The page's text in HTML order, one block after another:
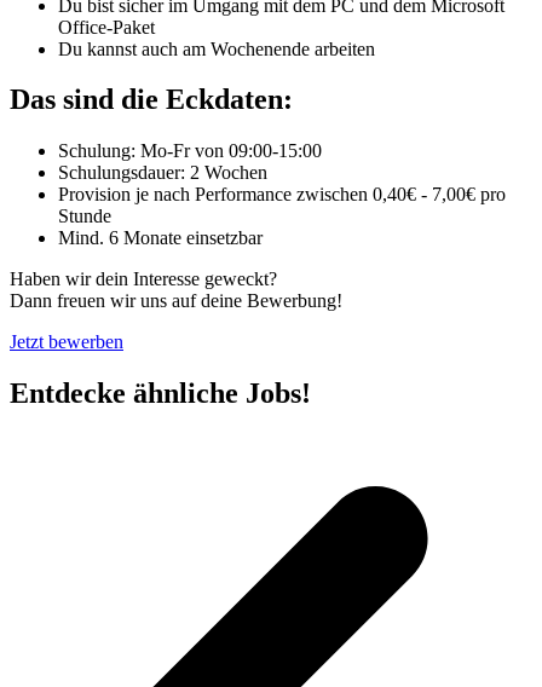
Du bist sicher im Umgang mit dem PC und dem Microsoft
Office-Paket
Du kannst auch am Wochenende arbeiten
Das sind die Eckdaten:
Schulung: Mo-Fr von 09:00-15:00
Schulungsdauer: 2 Wochen
Provision je nach Performance zwischen 0,40€ - 7,00€ pro
Stunde
Mind. 6 Monate einsetzbar
Haben wir dein Interesse geweckt?
Dann freuen wir uns auf deine Bewerbung!
Jetzt bewerben
Entdecke ähnliche Jobs!